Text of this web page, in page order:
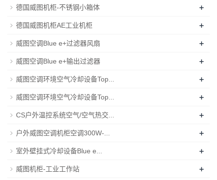
德国威图机柜-不锈钢小箱体 +
德国威图机柜AE工业机柜 +
威图空调Blue e+过滤器风扇 +
威图空调Blue e+输出过滤器 +
威图空调环境空气冷却设备Top... +
威图空调环境空气冷却设备Top... +
CS户外温控系统空气/空气热交... +
户外威图空调机柜空调300W-... +
室外壁挂式冷却设备Blue e... +
威图机柜-工业工作站 +